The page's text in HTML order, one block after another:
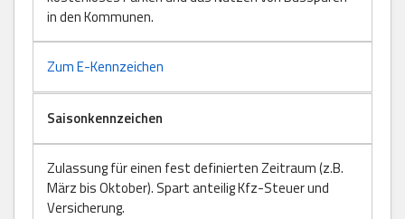
in den Kommunen.
Zum E-Kennzeichen
Saisonkennzeichen
Zulassung für einen fest definierten Zeitraum (z.B.
März bis Oktober). Spart anteilig Kfz-Steuer und
Versicherung.